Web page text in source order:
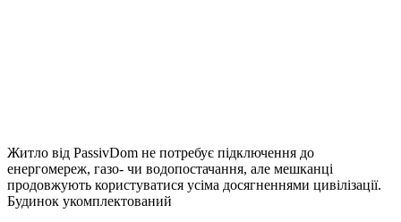
Житло від PassivDom не потребує підключення до
енергомереж, газо- чи водопостачання, але мешканці
продовжують користуватися усіма досягненнями цивілізації.
Будинок укомплектований